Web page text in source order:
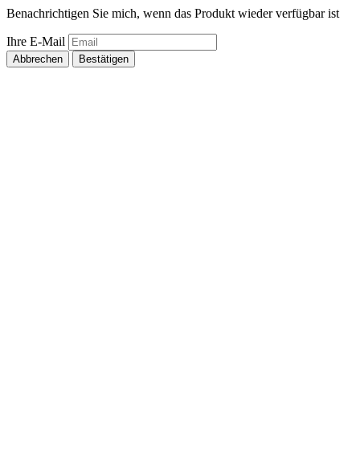
Benachrichtigen Sie mich, wenn das Produkt wieder verfügbar ist
Ihre E-Mail
Abbrechen Bestätigen